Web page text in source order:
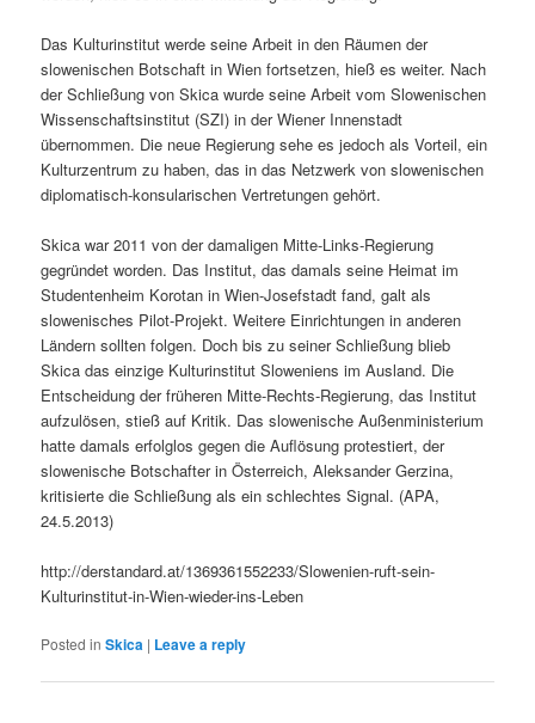
Das Kulturinstitut werde seine Arbeit in den Räumen der
slowenischen Botschaft in Wien fortsetzen, hieß es weiter. Nach
der Schließung von Skica wurde seine Arbeit vom Slowenischen
Wissenschaftsinstitut (SZI) in der Wiener Innenstadt
übernommen. Die neue Regierung sehe es jedoch als Vorteil, ein
Kulturzentrum zu haben, das in das Netzwerk von slowenischen
diplomatisch-konsularischen Vertretungen gehört.
Skica war 2011 von der damaligen Mitte-Links-Regierung
gegründet worden. Das Institut, das damals seine Heimat im
Studentenheim Korotan in Wien-Josefstadt fand, galt als
slowenisches Pilot-Projekt. Weitere Einrichtungen in anderen
Ländern sollten folgen. Doch bis zu seiner Schließung blieb
Skica das einzige Kulturinstitut Sloweniens im Ausland. Die
Entscheidung der früheren Mitte-Rechts-Regierung, das Institut
aufzulösen, stieß auf Kritik. Das slowenische Außenministerium
hatte damals erfolglos gegen die Auflösung protestiert, der
slowenische Botschafter in Österreich, Aleksander Gerzina,
kritisierte die Schließung als ein schlechtes Signal. (APA,
24.5.2013)
http://derstandard.at/1369361552233/Slowenien-ruft-sein-
Kulturinstitut-in-Wien-wieder-ins-Leben
Posted in Skica | Leave a reply